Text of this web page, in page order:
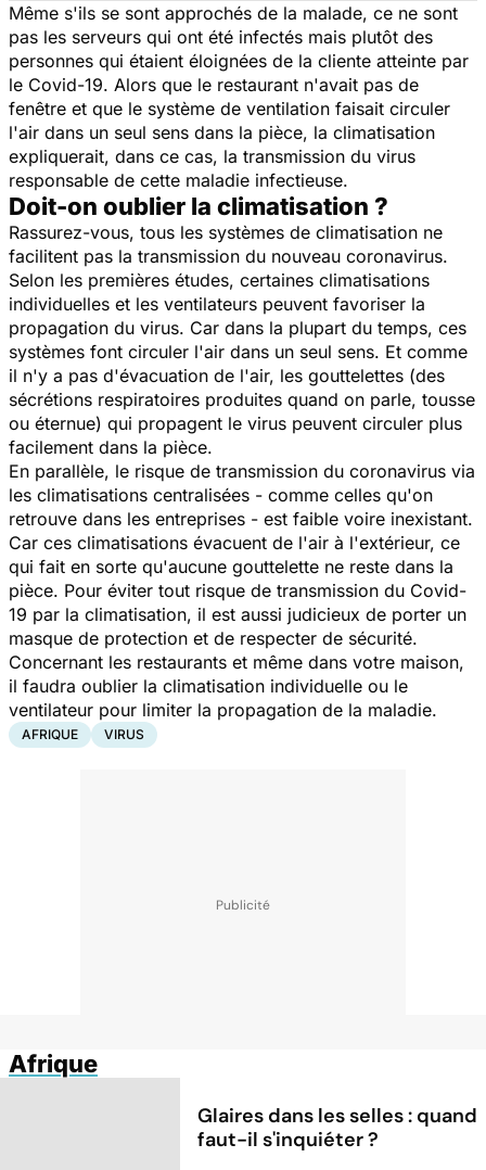
Même s'ils se sont approchés de la malade, ce ne sont
pas les serveurs qui ont été infectés mais plutôt des
personnes qui étaient éloignées de la cliente atteinte par
le Covid-19. Alors que le restaurant n'avait pas de
fenêtre et que le système de ventilation faisait circuler
l'air dans un seul sens dans la pièce, la climatisation
expliquerait, dans ce cas, la transmission du virus
responsable de cette maladie infectieuse.
Doit-on oublier la climatisation ?
Rassurez-vous, tous les systèmes de climatisation ne
facilitent pas la transmission du nouveau coronavirus.
Selon les premières études, certaines climatisations
individuelles et les ventilateurs peuvent favoriser la
propagation du virus. Car dans la plupart du temps, ces
systèmes font circuler l'air dans un seul sens. Et comme
il n'y a pas d'évacuation de l'air, les gouttelettes (des
sécrétions respiratoires produites quand on parle, tousse
ou éternue) qui propagent le virus peuvent circuler plus
facilement dans la pièce.
En parallèle, le risque de transmission du coronavirus via
les climatisations centralisées - comme celles qu'on
retrouve dans les entreprises - est faible voire inexistant.
Car ces climatisations évacuent de l'air à l'extérieur, ce
qui fait en sorte qu'aucune gouttelette ne reste dans la
pièce. Pour éviter tout risque de transmission du Covid-
19 par la climatisation, il est aussi judicieux de porter un
masque de protection et de respecter de sécurité.
Concernant les restaurants et même dans votre maison,
il faudra oublier la climatisation individuelle ou le
ventilateur pour limiter la propagation de la maladie.
AFRIQUE VIRUS
Afrique
Glaires dans les selles : quand
faut-il s'inquiéter ?